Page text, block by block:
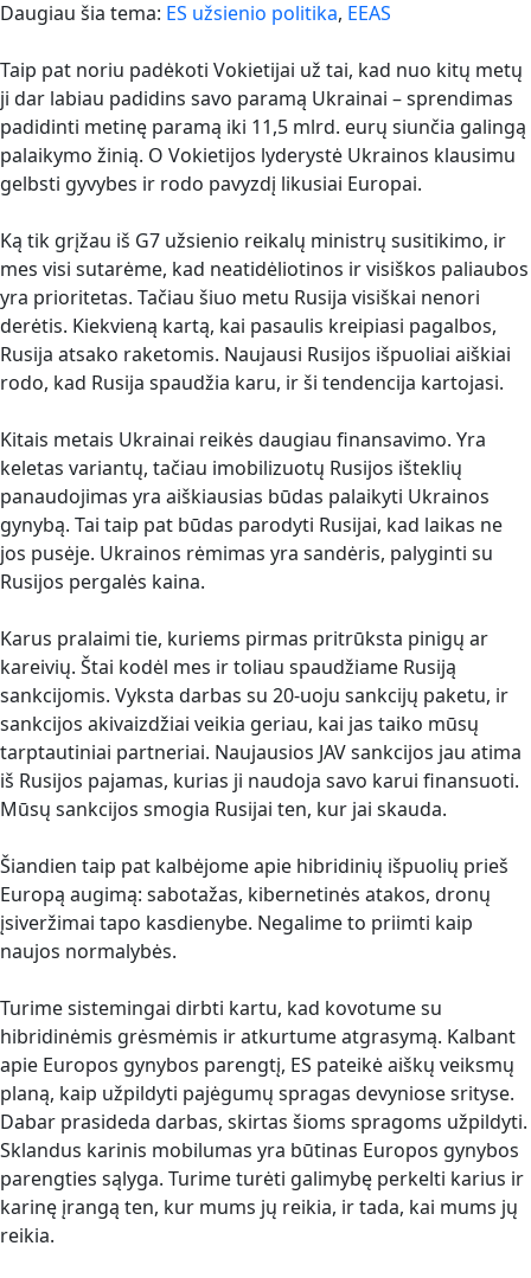
Daugiau šia tema: ES užsienio politika, EEAS
Taip pat noriu padėkoti Vokietijai už tai, kad nuo kitų metų
ji dar labiau padidins savo paramą Ukrainai – sprendimas
padidinti metinę paramą iki 11,5 mlrd. eurų siunčia galingą
palaikymo žinią. O Vokietijos lyderystė Ukrainos klausimu
gelbsti gyvybes ir rodo pavyzdį likusiai Europai.
Ką tik grįžau iš G7 užsienio reikalų ministrų susitikimo, ir
mes visi sutarėme, kad neatidėliotinos ir visiškos paliaubos
yra prioritetas. Tačiau šiuo metu Rusija visiškai nenori
derėtis. Kiekvieną kartą, kai pasaulis kreipiasi pagalbos,
Rusija atsako raketomis. Naujausi Rusijos išpuoliai aiškiai
rodo, kad Rusija spaudžia karu, ir ši tendencija kartojasi.
Kitais metais Ukrainai reikės daugiau finansavimo. Yra
keletas variantų, tačiau imobilizuotų Rusijos išteklių
panaudojimas yra aiškiausias būdas palaikyti Ukrainos
gynybą. Tai taip pat būdas parodyti Rusijai, kad laikas ne
jos pusėje. Ukrainos rėmimas yra sandėris, palyginti su
Rusijos pergalės kaina.
Karus pralaimi tie, kuriems pirmas pritrūksta pinigų ar
kareivių. Štai kodėl mes ir toliau spaudžiame Rusiją
sankcijomis. Vyksta darbas su 20-uoju sankcijų paketu, ir
sankcijos akivaizdžiai veikia geriau, kai jas taiko mūsų
tarptautiniai partneriai. Naujausios JAV sankcijos jau atima
iš Rusijos pajamas, kurias ji naudoja savo karui finansuoti.
Mūsų sankcijos smogia Rusijai ten, kur jai skauda.
Šiandien taip pat kalbėjome apie hibridinių išpuolių prieš
Europą augimą: sabotažas, kibernetinės atakos, dronų
įsiveržimai tapo kasdienybe. Negalime to priimti kaip
naujos normalybės.
Turime sistemingai dirbti kartu, kad kovotume su
hibridinėmis grėsmėmis ir atkurtume atgrasymą. Kalbant
apie Europos gynybos parengtį, ES pateikė aiškų veiksmų
planą, kaip užpildyti pajėgumų spragas devyniose srityse.
Dabar prasideda darbas, skirtas šioms spragoms užpildyti.
Sklandus karinis mobilumas yra būtinas Europos gynybos
parengties sąlyga. Turime turėti galimybę perkelti karius ir
karinę įrangą ten, kur mums jų reikia, ir tada, kai mums jų
reikia.